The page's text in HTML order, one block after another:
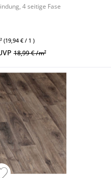
4 seitige Fase
(19,94 € / 1 )
18,99 € /m²